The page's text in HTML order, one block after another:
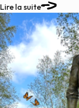
Lire la suite